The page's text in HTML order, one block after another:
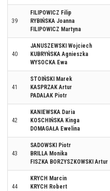
39
FILIPOWICZ Filip
RYBIŃSKA Joanna
FILIPOWICZ Martyna
40
JANUSZEWSKI Wojciech
KUBRYŃSKA Agnieszka
WYSOCKA Ewa
41
STOIŃSKI Marek
KASPRZAK Artur
PADALAK Piotr
42
KANIEWSKA Daria
KOSCHIŃSKA Kinga
DOMAGAŁA Ewelina
43
SADOWSKI Piotr
BRILLA Monika
FISZKA BORZYSZKOWSKI Artur
44
KRYCH Marcin
KRYCH Robert